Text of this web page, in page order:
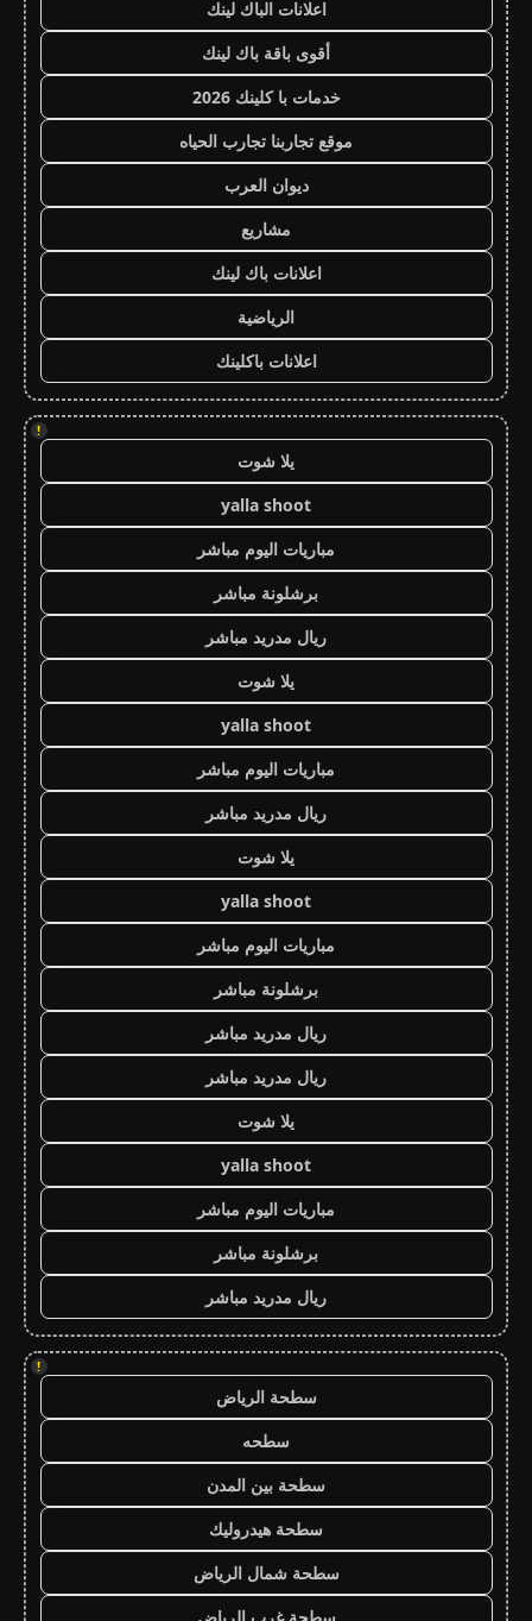
اعلانات الباك لينك
أقوى باقة باك لينك
خدمات با كلينك 2026
موقع تجاربنا تجارب الحياه
ديوان العرب
مشاريع
اعلانات باك لينك
الرياضية
اعلانات باكلينك
!
يلا شوت
yalla shoot
مباريات اليوم مباشر
برشلونة مباشر
ريال مدريد مباشر
يلا شوت
yalla shoot
مباريات اليوم مباشر
ريال مدريد مباشر
يلا شوت
yalla shoot
مباريات اليوم مباشر
برشلونة مباشر
ريال مدريد مباشر
ريال مدريد مباشر
يلا شوت
yalla shoot
مباريات اليوم مباشر
برشلونة مباشر
ريال مدريد مباشر
!
سطحة الرياض
سطحه
سطحة بين المدن
سطحة هيدروليك
سطحة شمال الرياض
سطحة غرب الرياض